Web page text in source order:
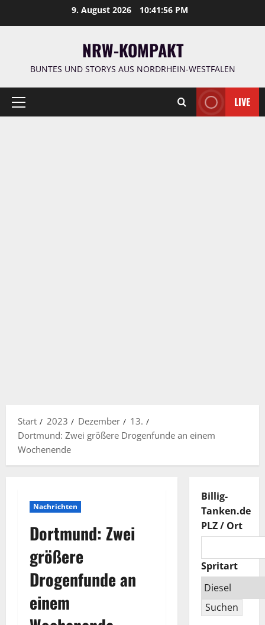
9. August 2026 10:41:58 PM
NRW-KOMPAKT
BUNTES UND STORYS AUS NORDRHEIN-WESTFALEN
Primäres
LIVE
Start 2023 Dezember
13.
Dortmund: Zwei größere Drogenfunde an einem
Wochenende
Nachrichten
Dortmund: Zwei
größere
Drogenfunde an
einem
Billig-
Tanken.de
PLZ / Ort
Spritart
Suchen